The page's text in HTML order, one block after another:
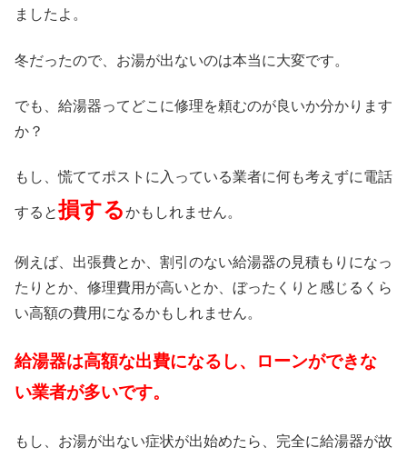
ましたよ。
冬だったので、お湯が出ないのは本当に大変です。
でも、給湯器ってどこに修理を頼むのが良いか分かります
か？
もし、慌ててポストに入っている業者に何も考えずに電話
すると損するかもしれません。
例えば、出張費とか、割引のない給湯器の見積もりになっ
たりとか、修理費用が高いとか、ぼったくりと感じるくら
い高額の費用になるかもしれません。
給湯器は高額な出費になるし、ローンができな
い業者が多いです。
もし、お湯が出ない症状が出始めたら、完全に給湯器が故